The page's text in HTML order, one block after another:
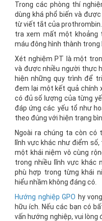
Trong các phòng thí
dùng khá phổ biến và
từ viết tắt của
tra xem mất một khoảng
máu đông hình thành
Xét nghiệm PT là một
và được nhiều người thực
hiện những quy trình để
đem lại một kết quả chính
có đủ số lượng của từng
đáp ứng các yếu tổ như
theo đúng với hiện trạng
Ngoài ra chúng ta còn
lĩnh vực khác như điểm
một khái niệm vô cùng
trong nhiều lĩnh vực khác
phù hợp trong từng khái
hiểu nhầm không đáng có.
Hướng nghiệp GPO hy
hữu ích. Nếu các bạn có
vấn hướng nghiệp, vui lòng